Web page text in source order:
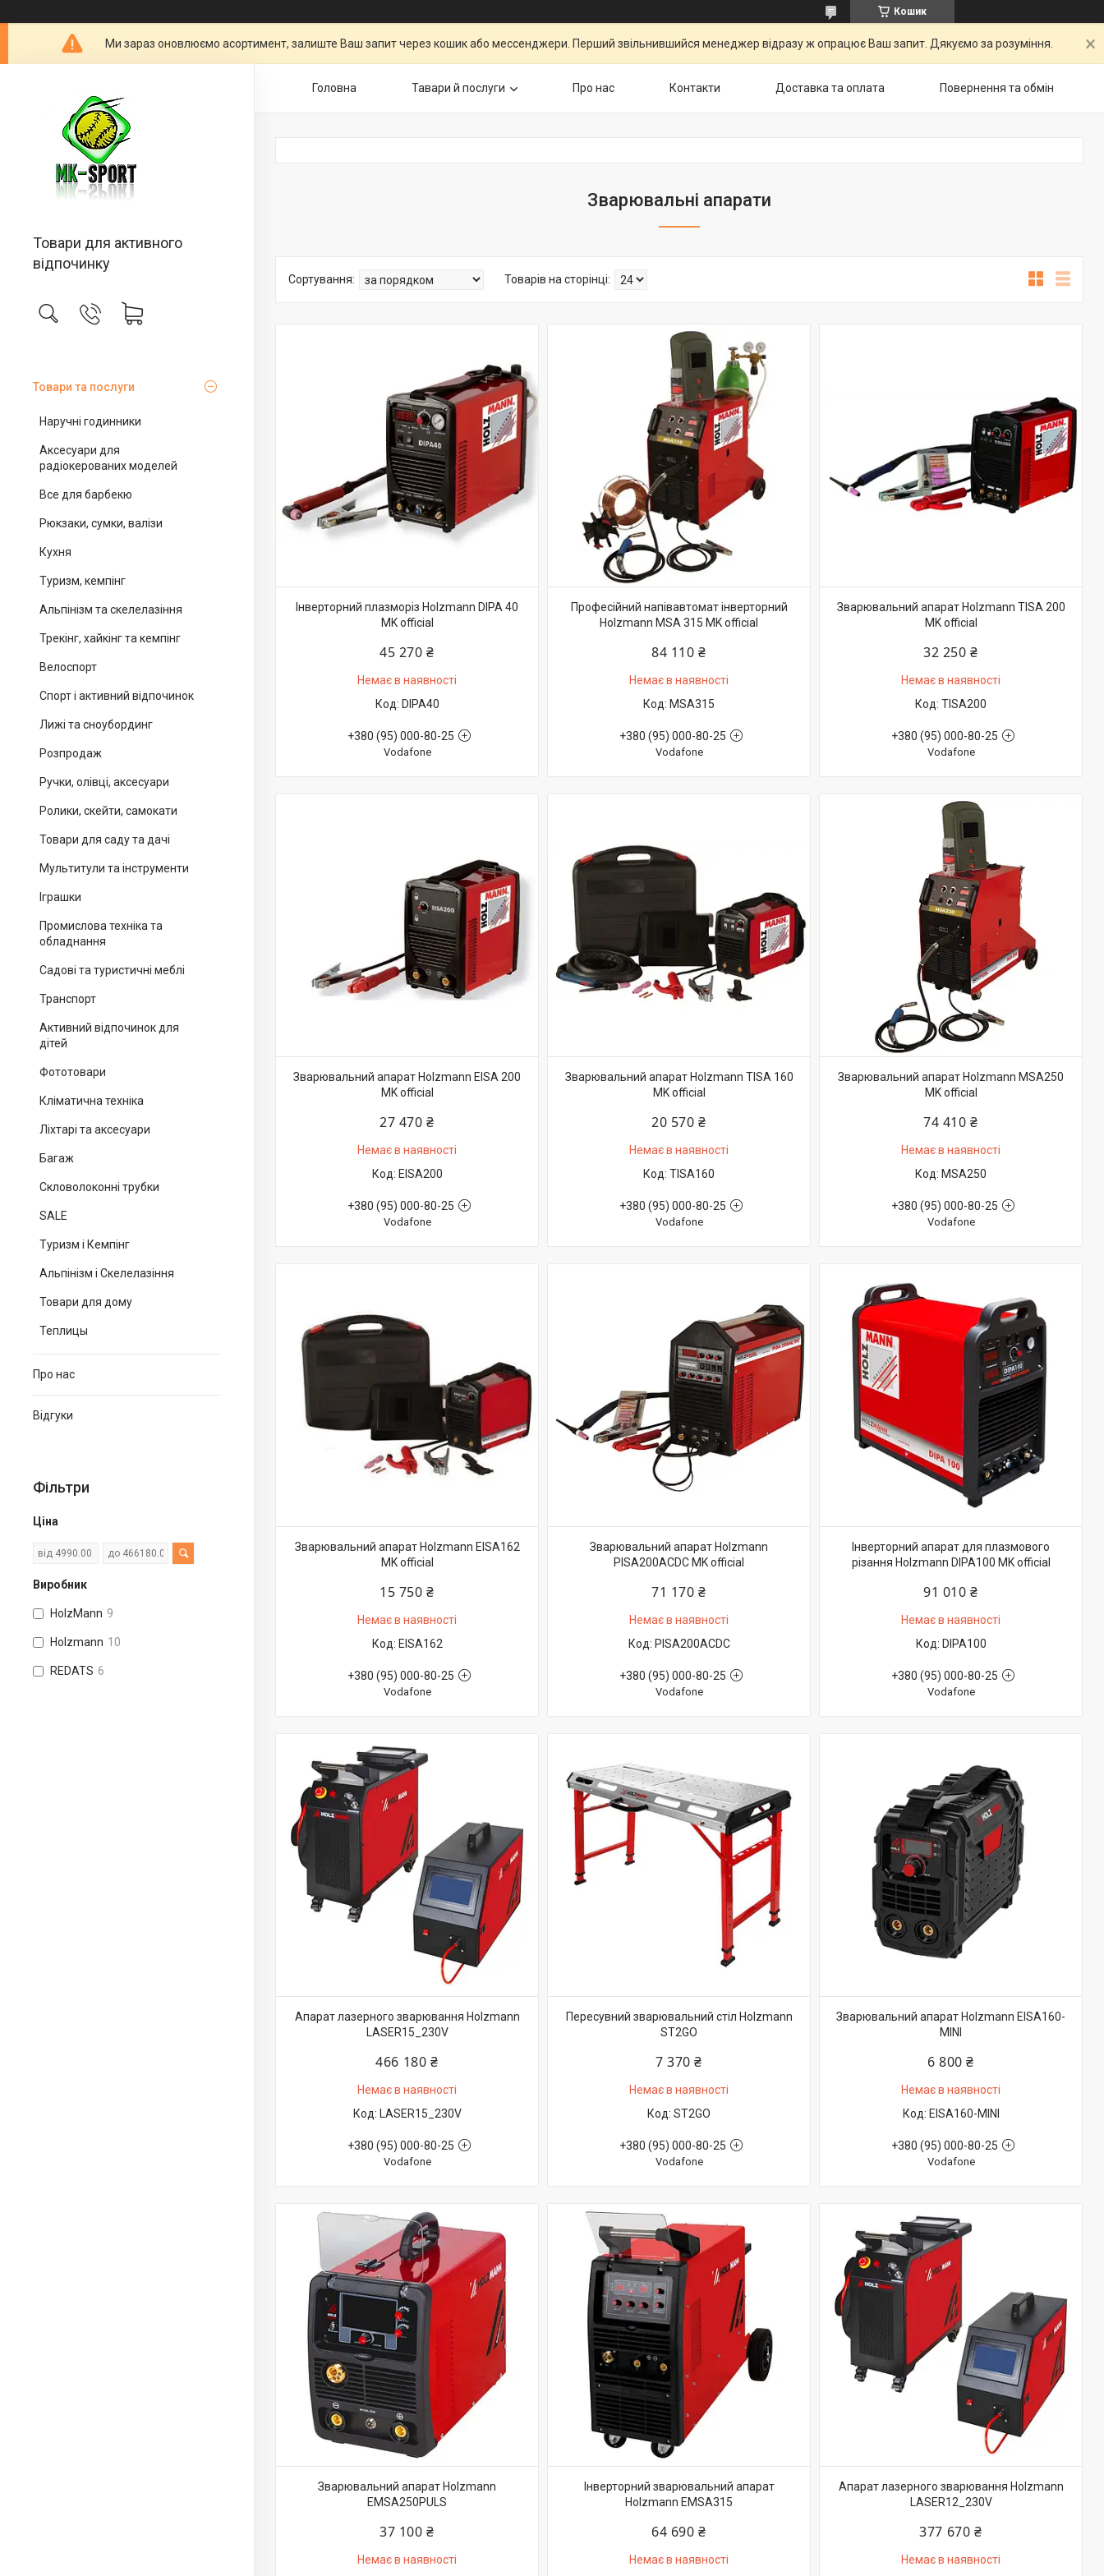
Кошик
Ми зараз оновлюємо асортимент, залиште Ваш запит через кошик або мессенджери. Перший звільнившийся менеджер відразу ж опрацює Ваш запит. Дякуємо за розуміння.
Товари для активного
відпочинку
Товари та послуги
Наручні годинники
Аксесуари для
радіокерованих моделей
Все для барбекю
Рюкзаки, сумки, валізи
Кухня
Туризм, кемпінг
Альпінізм та скелелазіння
Трекінг, хайкінг та кемпінг
Велоспорт
Спорт і активний відпочинок
Лижі та сноубординг
Розпродаж
Ручки, олівці, аксесуари
Ролики, скейти, самокати
Товари для саду та дачі
Мультитули та інструменти
Іграшки
Промислова техніка та
обладнання
Садові та туристичні меблі
Транспорт
Активний відпочинок для
дітей
Фототовари
Кліматична техніка
Ліхтарі та аксесуари
Багаж
Скловолоконні трубки
SALE
Туризм і Кемпінг
Альпінізм і Скелелазіння
Товари для дому
Теплицы
Про нас
Відгуки
Фільтри
Ціна
Виробник
HolzMann 9
Holzmann 10
REDATS 6
Головна Тавари й послуги Про нас Контакти Доставка та оплата Повернення та обмін
Зварювальні апарати
Інверторний плазморіз Holzmann DIPA 40
MK official
45 270 ₴
Немає в наявності
DIPA40
+380 (95) 000-80-25
Vodafone
Професійний напівавтомат інверторний
Holzmann MSA 315 MK official
84 110 ₴
Немає в наявності
MSA315
+380 (95) 000-80-25
Vodafone
Зварювальний апарат Holzmann TISA 200
MK official
32 250 ₴
Немає в наявності
TISA200
+380 (95) 000-80-25
Vodafone
Зварювальний апарат Holzmann EISA 200
MK official
27 470 ₴
Немає в наявності
EISA200
+380 (95) 000-80-25
Vodafone
Зварювальний апарат Holzmann TISA 160
MK official
20 570 ₴
Немає в наявності
TISA160
+380 (95) 000-80-25
Vodafone
Зварювальний апарат Holzmann MSA250
MK official
74 410 ₴
Немає в наявності
MSA250
+380 (95) 000-80-25
Vodafone
Зварювальний апарат Holzmann EISA162
MK official
15 750 ₴
Немає в наявності
EISA162
+380 (95) 000-80-25
Vodafone
Зварювальний апарат Holzmann
PISA200ACDC MK official
71 170 ₴
Немає в наявності
PISA200ACDC
+380 (95) 000-80-25
Vodafone
Інверторний апарат для плазмового
різання Holzmann DIPA100 MK official
91 010 ₴
Немає в наявності
DIPA100
+380 (95) 000-80-25
Vodafone
Апарат лазерного зварювання Holzmann
LASER15_230V
466 180 ₴
Немає в наявності
LASER15_230V
+380 (95) 000-80-25
Vodafone
Пересувний зварювальний стіл Holzmann
ST2GO
7 370 ₴
Немає в наявності
ST2GO
+380 (95) 000-80-25
Vodafone
Зварювальний апарат Holzmann EISA160-
MINI
6 800 ₴
Немає в наявності
EISA160-MINI
+380 (95) 000-80-25
Vodafone
Зварювальний апарат Holzmann
EMSA250PULS
37 100 ₴
Немає в наявності
Інверторний зварювальний апарат
Holzmann EMSA315
64 690 ₴
Немає в наявності
Апарат лазерного зварювання Holzmann
LASER12_230V
377 670 ₴
Немає в наявності